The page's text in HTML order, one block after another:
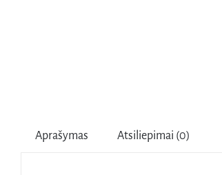
Aprašymas Atsiliepimai (0)